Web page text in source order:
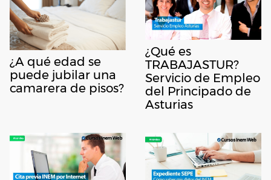
¿A qué edad se
puede jubilar una
camarera de pisos?
¿Qué es
TRABAJASTUR?
Servicio de Empleo
del Principado de
Asturias